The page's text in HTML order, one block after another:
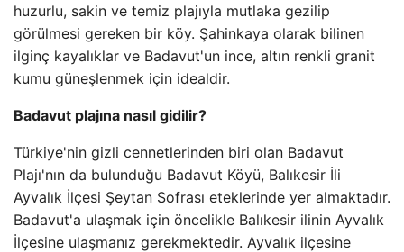
huzurlu, sakin ve temiz plajıyla mutlaka gezilip
görülmesi gereken bir köy. Şahinkaya olarak bilinen
ilginç kayalıklar ve Badavut'un ince, altın renkli granit
kumu güneşlenmek için idealdir.
Badavut plajına nasıl gidilir?
Türkiye'nin gizli cennetlerinden biri olan Badavut
Plajı'nın da bulunduğu Badavut Köyü, Balıkesir İli
Ayvalık İlçesi Şeytan Sofrası eteklerinde yer almaktadır.
Badavut'a ulaşmak için öncelikle Balıkesir ilinin Ayvalık
İlçesine ulaşmanız gerekmektedir. Ayvalık ilçesine